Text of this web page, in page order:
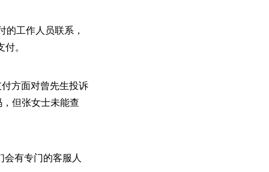
工作人员联系，
。
方面对曾先生投诉
但张女士未能查
会有专门的客服人